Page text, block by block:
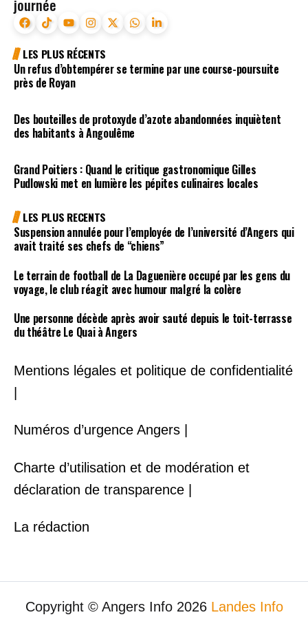
journée
LES PLUS RÉCENTS
Un refus d’obtempérer se termine par une course-poursuite
près de Royan
Des bouteilles de protoxyde d’azote abandonnées inquiètent
des habitants à Angoulême
Grand Poitiers : Quand le critique gastronomique Gilles
Pudlowski met en lumière les pépites culinaires locales
LES PLUS RECENTS
Suspension annulée pour l’employée de l’université d’Angers qui
avait traité ses chefs de “chiens”
Le terrain de football de La Daguenière occupé par les gens du
voyage, le club réagit avec humour malgré la colère
Une personne décède après avoir sauté depuis le toit-terrasse
du théâtre Le Quai à Angers
Mentions légales et politique de confidentialité
Numéros d’urgence Angers |
Charte d’utilisation et de modération et
déclaration de transparence |
La rédaction
Copyright © Angers Info 2026 Landes Info